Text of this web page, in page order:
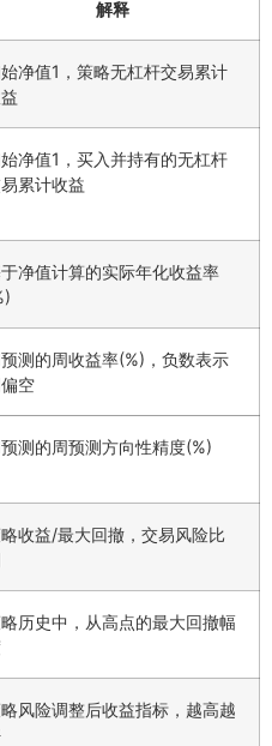
解释
净值1，策略无杠杆交易累计
净值1，买入并持有的无杠杆
累计收益
净值计算的实际年化收益率
测的周收益率(%)，负数表示
空
测的周预测方向性精度(%)
收益/最大回撤，交易风险比
历史中，从高点的最大回撤幅
风险调整后收益指标，越高越